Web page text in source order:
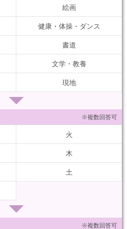
絵画
健康・体操・ダンス
書道
文学・教養
現地
※複数回答可
火
木
土
※複数回答可